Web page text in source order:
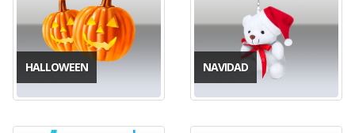
HALLOWEEN NAVIDAD